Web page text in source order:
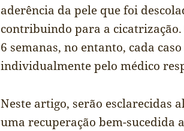
aderência da pele que foi
contribuindo para a
6 semanas, no entanto, cada
individualmente pelo médico
Neste artigo, serão esclarecidas
uma recuperação bem-sucedida